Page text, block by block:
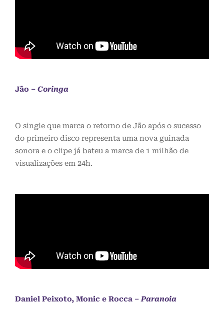
Jão – Coringa
O single que marca o retorno de Jão após o sucesso
do primeiro disco representa uma nova guinada
sonora e o clipe já bateu a marca de 1 milhão de
visualizações em 24h.
Daniel Peixoto, Monic e Rocca –Paranoia